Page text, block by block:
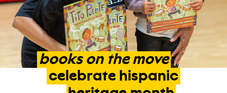
books on the move:
celebrate hispanic